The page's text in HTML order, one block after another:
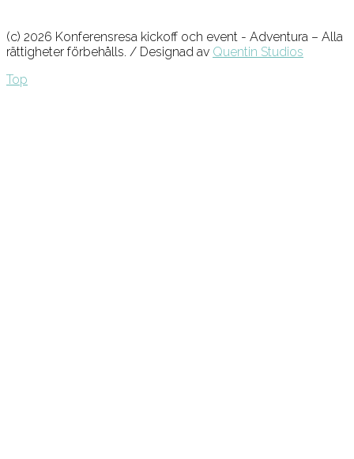
(c) 2026 Konferensresa kickoff och event - Adventura – Alla
rättigheter förbehålls. / Designad av Quentin Studios
Top